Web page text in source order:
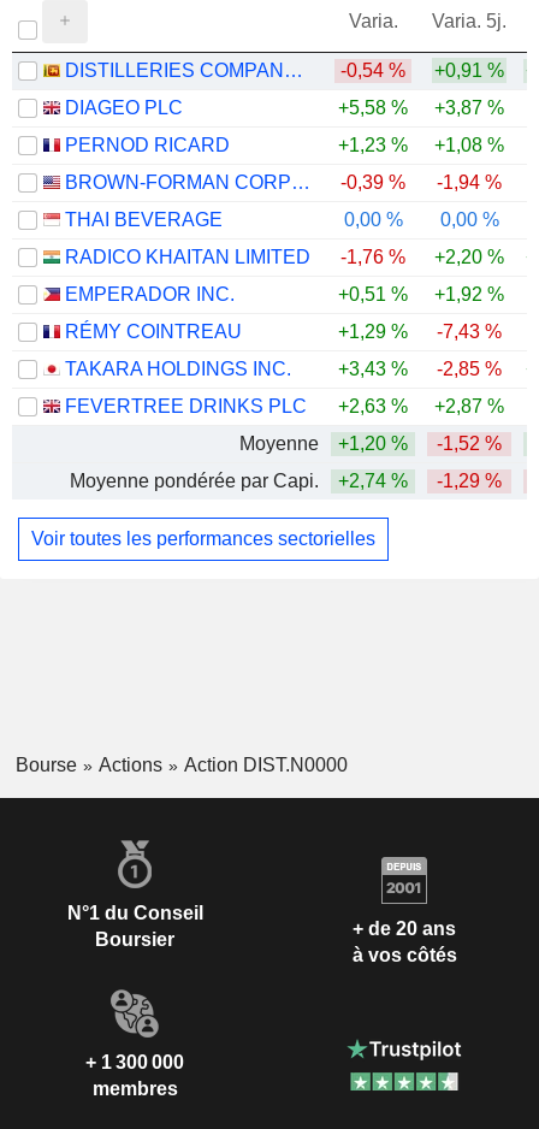
Varia. Varia. 5j.
DISTILLERIES COMPANY OF SRI LANKA PLC -0,54 % +0,91 %
DIAGEO PLC
+5,58 % +3,87 %
PERNOD RICARD
+1,23 % +1,08 %
BROWN-FORMAN CORPORATION
-0,39 % -1,94 %
THAI BEVERAGE
0,00 % 0,00 %
RADICO KHAITAN LIMITED
-1,76 % +2,20 %
EMPERADOR INC.
+0,51 % +1,92 %
RÉMY COINTREAU
+1,29 % -7,43 %
TAKARA HOLDINGS INC.
+3,43 % -2,85 %
FEVERTREE DRINKS PLC
+2,63 % +2,87 %
Moyenne
+1,20 % -1,52 %
Moyenne pondérée par Capi.
+2,74 % -1,29 %
Voir toutes les performances sectorielles
Bourse Actions Action DIST.N0000
N°1 du Conseil
Boursier
+ de 20 ans
à vos côtés
+ 1 300 000
membres